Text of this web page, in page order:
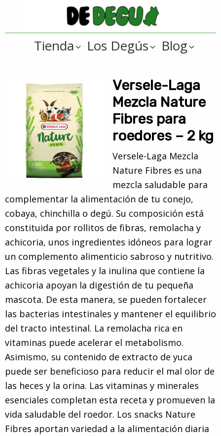
la
navegación
contenido
principal
De
Tienda
online
regalos
??
para
degús
??
Tienda Los Degús Blog
Versele-Laga
Mezcla Nature
Fibres para
roedores – 2 kg
Versele-Laga Mezcla
Nature Fibres es una
mezcla saludable para
complementar la alimentación de tu conejo,
cobaya, chinchilla o degú. Su composición está
constituida por rollitos de fibras, remolacha y
achicoria, unos ingredientes idóneos para lograr
un complemento alimenticio sabroso y nutritivo.
Las fibras vegetales y la inulina que contiene la
achicoria apoyan la digestión de tu pequeña
mascota. De esta manera, se pueden fortalecer
las bacterias intestinales y mantener el equilibrio
del tracto intestinal. La remolacha rica en
vitaminas puede acelerar el metabolismo.
Asimismo, su contenido de extracto de yuca
puede ser beneficioso para reducir el mal olor de
las heces y la orina. Las vitaminas y minerales
esenciales completan esta receta y promueven la
vida saludable del roedor. Los snacks Nature
Fibres aportan variedad a la alimentación diaria